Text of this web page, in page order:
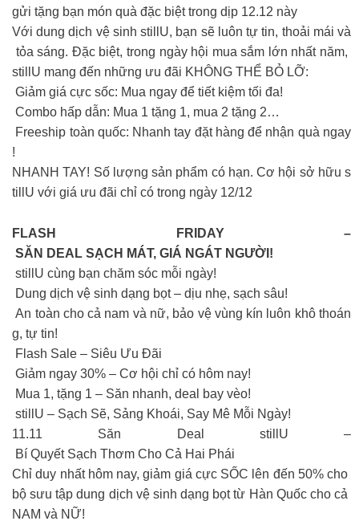
gửi tặng bạn món quà đặc biệt trong dịp 12.12 này
Với dung dịch vệ sinh stillU, bạn sẽ luôn tự tin, thoải mái và
tỏa sáng. Đặc biệt, trong ngày hội mua sắm lớn nhất năm,
stillU mang đến những ưu đãi KHÔNG THỂ BỎ LỠ:
Giảm giá cực sốc: Mua ngay để tiết kiệm tối đa!
Combo hấp dẫn: Mua 1 tặng 1, mua 2 tặng 2…
Freeship toàn quốc: Nhanh tay đặt hàng để nhận quà ngay
!
NHANH TAY! Số lượng sản phẩm có hạn. Cơ hội sở hữu s
tillU với giá ưu đãi chỉ có trong ngày 12/12
FLASH FRIDAY –
SĂN DEAL SẠCH MÁT, GIÁ NGÁT NGƯỜI!
stillU cùng bạn chăm sóc mỗi ngày!
Dung dịch vệ sinh dạng bọt – dịu nhẹ, sạch sâu!
An toàn cho cả nam và nữ, bảo vệ vùng kín luôn khô thoán
g, tự tin!
Flash Sale – Siêu Ưu Đãi
Giảm ngay 30% – Cơ hội chỉ có hôm nay!
Mua 1, tặng 1 – Săn nhanh, deal bay vèo!
stillU – Sạch Sẽ, Sảng Khoái, Say Mê Mỗi Ngày!
11.11 Săn Deal stillU –
Bí Quyết Sạch Thơm Cho Cả Hai Phái
Chỉ duy nhất hôm nay, giảm giá cực SỐC lên đến 50% cho
bộ sưu tập dung dịch vệ sinh dạng bọt từ Hàn Quốc cho cả
NAM và NỮ!